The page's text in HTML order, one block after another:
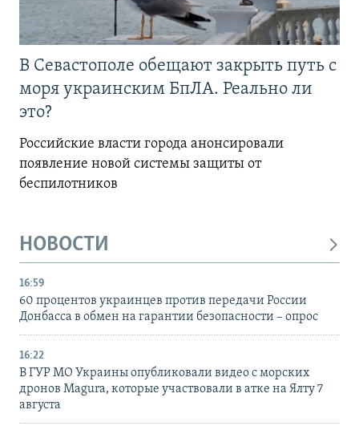
В Севастополе обещают закрыть путь с
моря украинским БпЛА. Реально ли
это?
Российские власти города анонсировали
появление новой системы защиты от
беспилотников
НОВОСТИ
16:59
60 процентов украинцев против передачи России
Донбасса в обмен на гарантии безопасности – опрос
16:22
В ГУР МО Украины опубликовали видео с морских
дронов Magura, которые участвовали в атке на Ялту 7
августа